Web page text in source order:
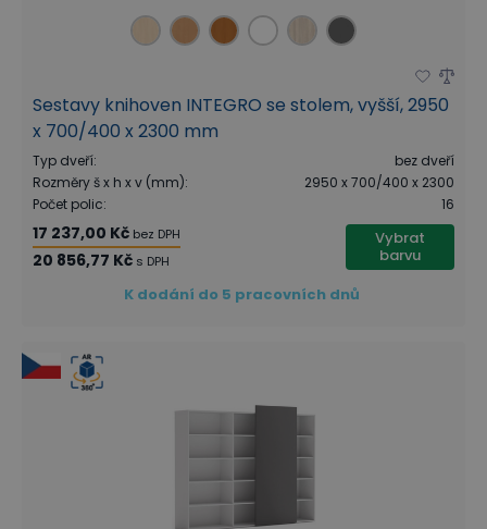
Sestavy knihoven INTEGRO se stolem, vyšší, 2950
x 700/400 x 2300 mm
Typ dveří:
bez dveří
Rozměry š x h x v (mm):
2950 x 700/400 x 2300
Počet polic: 16
17 237,00 Kč bez DPH
20 856,77 Kč s DPH
Vybrat
barvu
K dodání do 5 pracovních dnů